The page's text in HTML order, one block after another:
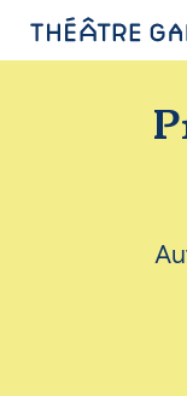
INFOS
AVEC
LES